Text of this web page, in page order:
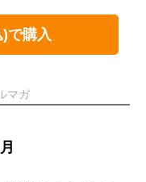
で購入
マガ